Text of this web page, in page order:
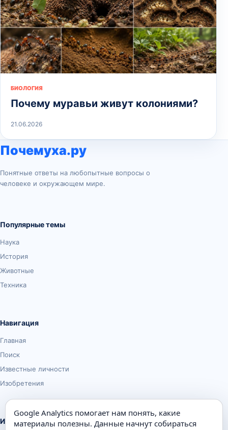
БИОЛОГИЯ
Почему муравьи живут колониями?
21.06.2026
Почемуха.ру
Понятные ответы на любопытные вопросы о
человеке и окружающем мире.
Популярные темы
Наука
История
Животные
Техника
Навигация
Главная
Поиск
Известные личности
Изобретения
Информация
Google Analytics помогает нам понять, какие
материалы полезны. Данные начнут собираться